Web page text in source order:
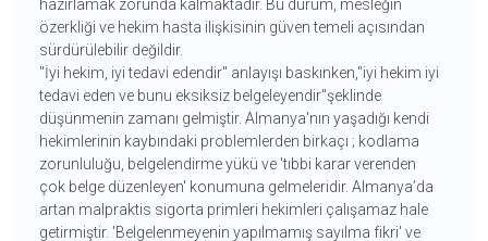
hazırlamak zorunda kalmaktadır. Bu durum, mesleğin
özerkliği ve hekim hasta ilişkisinin güven temeli açısından
sürdürülebilir değildir.
"İyi hekim, iyi tedavi edendir" anlayışı baskınken,"iyi hekim iyi
tedavi eden ve bunu eksiksiz belgeleyendir"şeklinde
düşünmenin zamanı gelmiştir. Almanya'nın yaşadığı kendi
hekimlerinin kaybındaki problemlerden birkaçı ; kodlama
zorunluluğu, belgelendirme yükü ve 'tıbbi karar verenden
çok belge düzenleyen' konumuna gelmeleridir. Almanya’da
artan malpraktis sigorta primleri hekimleri çalışamaz hale
getirmiştir. 'Belgelenmeyenin yapılmamış sayılma fikri' ve